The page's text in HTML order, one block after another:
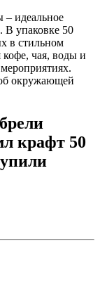
идеальное
В упаковке 50
в стильном
чая, воды и
окружающей
крафт 50